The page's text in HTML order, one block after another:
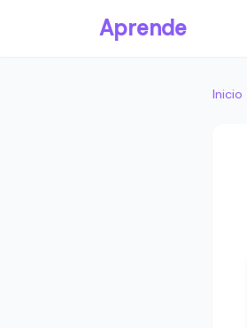
Aprende
Inicio